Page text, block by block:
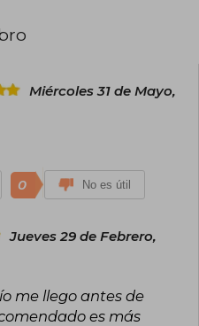
Miércoles 31 de Mayo,
0 No es útil
Jueves 29 de Febrero,
me llego antes de
es más